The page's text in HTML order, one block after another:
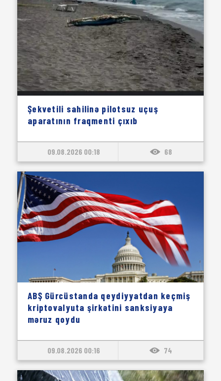
Şekvetili sahilinə pilotsuz uçuş
aparatının fraqmenti çıxıb
09.08.2026 00:18 68
ABŞ Gürcüstanda qeydiyyatdan keçmiş
kriptovalyuta şirkətini sanksiyaya
məruz qoydu
09.08.2026 00:16 74